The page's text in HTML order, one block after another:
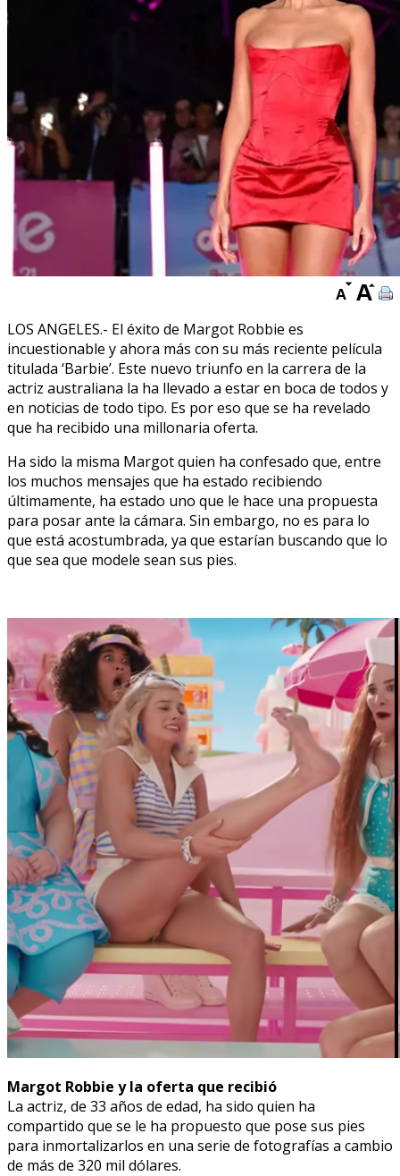
LOS ANGELES.- El éxito de Margot Robbie es
incuestionable y ahora más con su más reciente película
titulada ‘Barbie’. Este nuevo triunfo en la carrera de la
actriz australiana la ha llevado a estar en boca de todos y
en noticias de todo tipo. Es por eso que se ha revelado
que ha recibido una millonaria oferta.
Ha sido la misma Margot quien ha confesado que, entre
los muchos mensajes que ha estado recibiendo
últimamente, ha estado uno que le hace una propuesta
para posar ante la cámara. Sin embargo, no es para lo
que está acostumbrada, ya que estarían buscando que lo
que sea que modele sean sus pies.
Margot Robbie y la oferta que recibió
La actriz, de 33 años de edad, ha sido quien ha
compartido que se le ha propuesto que pose sus pies
para inmortalizarlos en una serie de fotografías a cambio
de más de 320 mil dólares.